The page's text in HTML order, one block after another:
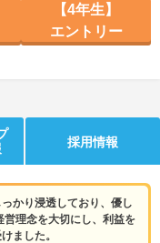
【4年生】
エントリー
採用情報
かり浸透しており、優し
営理念を大切にし、利益を
ました。